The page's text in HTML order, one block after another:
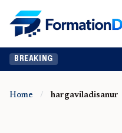
BREAKING
Home / hargaviladisanur